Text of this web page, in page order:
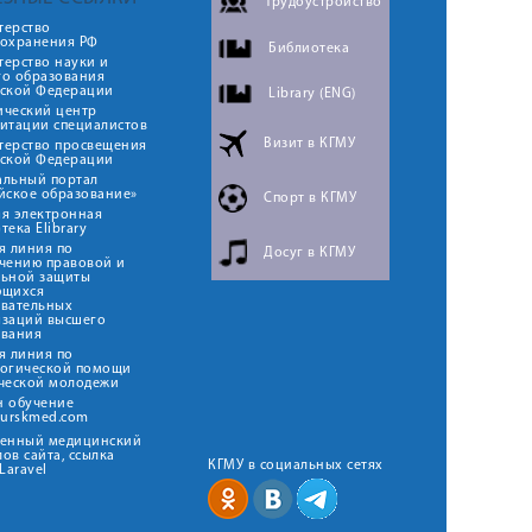
РФ
науки и
образования
Федерации
центр
специалистов
просвещения
Федерации
портал
образование»
электронная
Elibrary
линия по
правовой и
защиты
высшего
линия по
помощи
молодежи
обучение
Библиотека
Library (ENG)
Визит в КГМУ
Спорт в КГМУ
Досуг в КГМУ
медицинский
сайта, ссылка
КГМУ в социальных сетях